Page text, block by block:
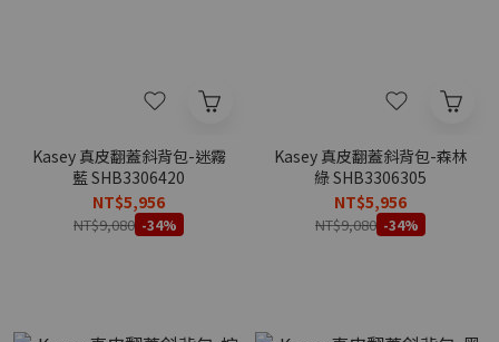
Kasey 真皮翻蓋斜背包-迷霧
藍 SHB3306420
NT$5,956
NT$9,080 -34%
Kasey 真皮翻蓋斜背包-森林
綠 SHB3306305
NT$5,956
NT$9,080 -34%